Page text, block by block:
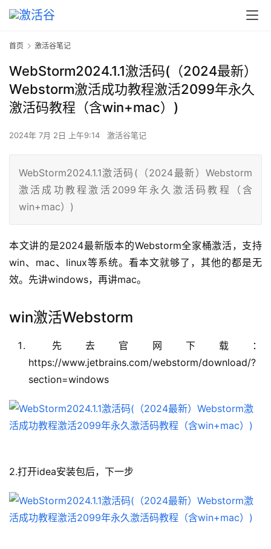
首页 激活谷笔记
WebStorm2024.1.1激活码(（2024最新）
Webstorm激活成功教程激活2099年永久
激活码教程（含win+mac）)
2024年 7月 2日 上午9:14 激活谷笔记
WebStorm2024.1.1激活码(（2024最新）Webstorm
激活成功教程激活2099年永久激活码教程（含
win+mac）)
本文讲的是2024最新版本的Webstorm全家桶激活，支持
win、mac、linux等系统。看本文就够了，其他的都是无
效。先讲windows，再讲mac。
win激活Webstorm
先去官网下载：
https://www.jetbrains.com/webstorm/download/?
section=windows
2.打开idea安装包后，下一步